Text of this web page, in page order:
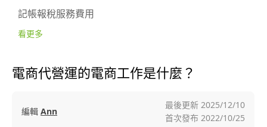
記帳報稅服務費用
看更多
電商代營運的電商工作是什麼？
編輯 Ann
最後更新 2025/12/10
首次發布 2022/10/25